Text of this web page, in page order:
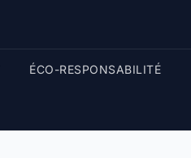
ÉCO-RESPONSABILITÉ